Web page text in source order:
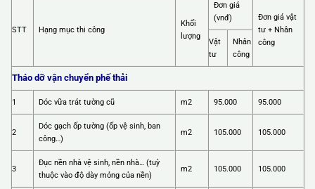
STT Hạng mục thi công
Khối
lượng
Đơn giá
(vnđ)
Đơn giá vật
tư + Nhân
công
Vật
tư
Nhân
công
Tháo dỡ vận chuyển phế thải
1 Dóc vữa trát tường cũ m2 95.000 95.000
2
Dóc gạch ốp tường (ốp vệ sinh, ban
công…)
m2 105.000 105.000
3
Đục nền nhà vệ sinh, nền nhà… (tuỳ
thuộc vào độ dày mỏng của nền)
m2 105.000 105.000